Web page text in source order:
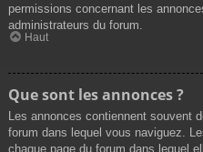
permissions concernant les
administrateurs du forum.
Haut
Que sont les annonces ?
Les annonces contiennent souvent
forum dans lequel vous naviguez.
chaque page du forum dans lequel